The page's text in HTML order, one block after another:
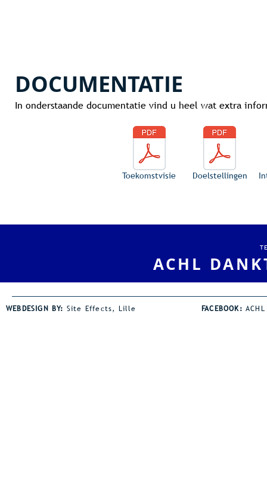
DOCUMENTATIE
In onderstaande documentatie vind u heel wat extra
Toekomstvisie Doelstellingen
ACHL
WEBDESIGN BY: Site Effects, Lille FACEBOOK:ACHL